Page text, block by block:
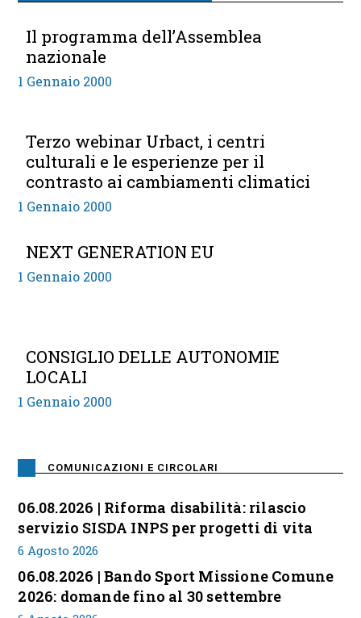
Il programma dell’Assemblea
nazionale
1 Gennaio 2000
Terzo webinar Urbact, i centri
culturali e le esperienze per il
contrasto ai cambiamenti climatici
1 Gennaio 2000
NEXT GENERATION EU
1 Gennaio 2000
CONSIGLIO DELLE AUTONOMIE
LOCALI
1 Gennaio 2000
COMUNICAZIONI E CIRCOLARI
06.08.2026 | Riforma disabilità: rilascio
servizio SISDA INPS per progetti di vita
6 Agosto 2026
06.08.2026 | Bando Sport Missione Comune
2026: domande fino al 30 settembre